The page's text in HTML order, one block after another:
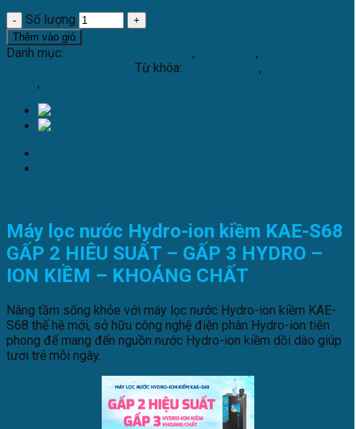
Số lượng
Thêm vào giỏ
Danh mục: , ,
Từ khóa: ,
,
Máy lọc nước Hydro-ion kiềm KAE-S68
GẤP 2 HIÊU SUẤT – GẤP 3 HYDRO –
ION KIỀM – KHOÁNG CHẤT
Nâng tầm sống khỏe với máy lọc nước Hydro-ion kiềm KAE-
S68 thế hệ mới, sở hữu công nghệ điện phân Hydro-ion tiên
phong để mang đến nguồn nước Hydro-ion kiềm dồi dào giúp
tươi trẻ mỗi ngày.